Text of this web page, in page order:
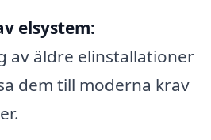
elsystem:
av äldre elinstallationer
dem till moderna krav